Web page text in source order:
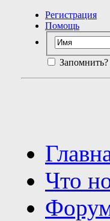
Регистрация
Помощь
Запомнить?
Что